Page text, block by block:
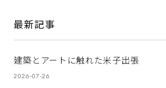
最新記事
建築とアートに触れた米子出張
2026-07-26